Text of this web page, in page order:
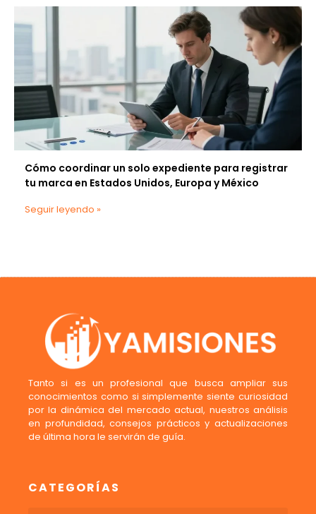
Cómo coordinar un solo expediente para registrar
tu marca en Estados Unidos, Europa y México
Seguir leyendo »
Tanto si es un profesional que busca ampliar sus
conocimientos como si simplemente siente curiosidad
por la dinámica del mercado actual, nuestros análisis
en profundidad, consejos prácticos y actualizaciones
de última hora le servirán de guía.
CATEGORÍAS